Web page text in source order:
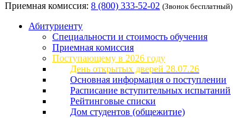
Приемная комиссия: 8 (800) 333-52-02 (Звонок бесплатный)
Абитуриенту
Специальности и стоимость обучения
Приемная комиссия
Поступающему в 2026 году
День открытых дверей 28.07.26
Основная информация о поступлении
Расписание вступительных испытаний
Рейтинговые списки
Дом студентов (общежитие)